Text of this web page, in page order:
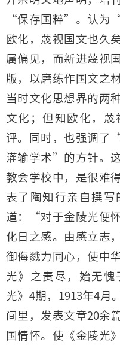
“保存国粹”。认为
欧化，蔑视国文也久
属偏见，而新进蔑视
版，以磨练作国文之
当时文化思想界的两
文化；但知欧化，蔑
评。同时，也强调了
灌输学术”的方针。
教会学校中，是很难
表了陶知行亲自撰写
道：“对于金陵光便
化日之感。由感立志
御侮戮力同心，使中
光》之责尽，始无
光》4期，1913年4月
间里，发表文章20余
国情怀。使《金陵光